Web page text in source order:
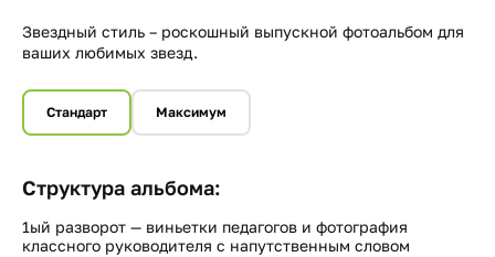
Звездный стиль – роскошный выпускной фотоальбом для
ваших любимых звезд.
Стандарт Максимум
Структура альбома:
1ый разворот — виньетки педагогов и фотография
классного руководителя с напутственным словом